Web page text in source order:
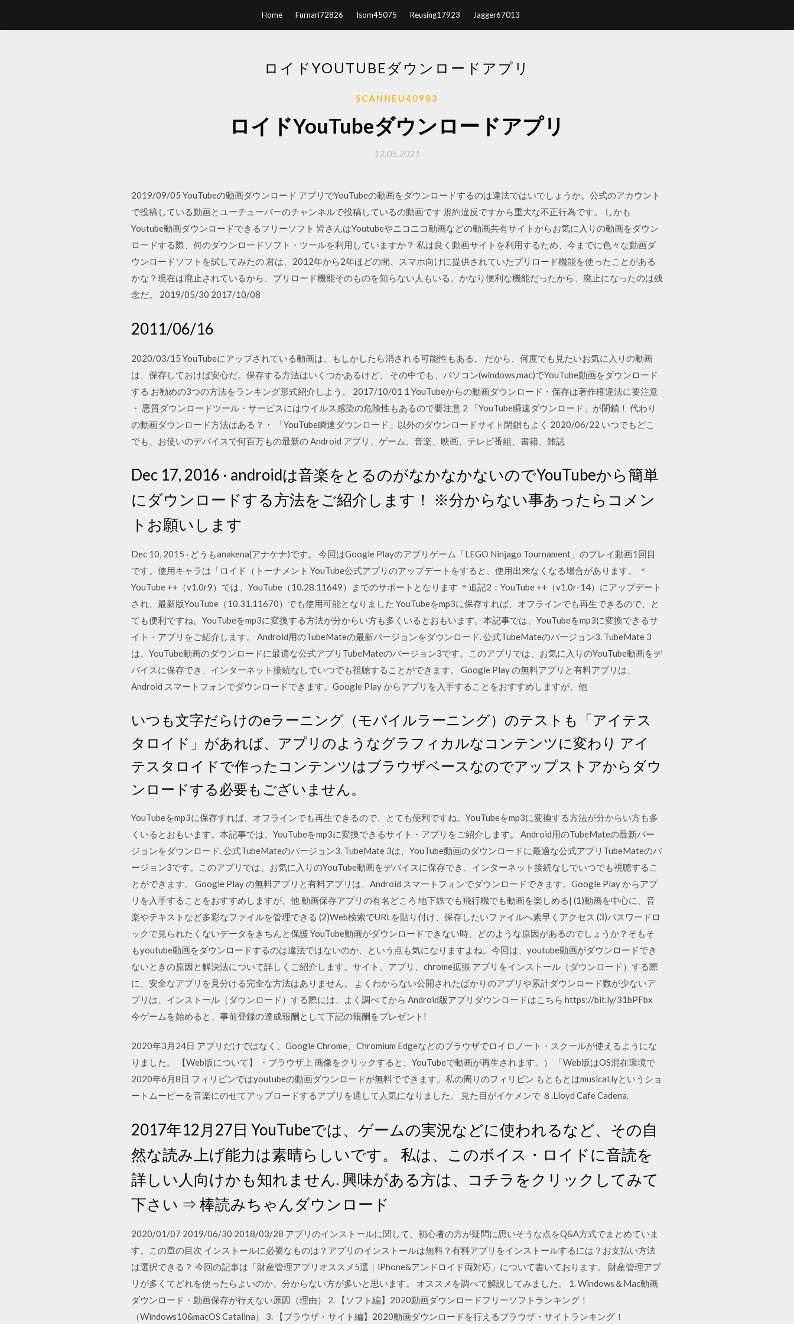
Home Furnari72826 Isom45075 Reusing17923 Jagger67013
ロイドYOUTUBEダウンロードアプリ
SCANNEU40983
ロイドYouTubeダウンロードアプリ
12.05.2021
2019/09/05 YouTubeの動画ダウンロード アプリでYouTubeの動画をダウンロードするのは違法ではいでしょうか。公式のアカウント
で投稿している動画とユーチューバーのチャンネルで投稿しているの動画です 規約違反ですから重大な不正行為です。 しかも
Youtube動画ダウンロードできるフリーソフト 皆さんはYoutubeやニコニコ動画などの動画共有サイトからお気に入りの動画をダウン
ロードする際、何のダウンロードソフト・ツールを利用していますか？ 私は良く動画サイトを利用するため、今までに色々な動画ダ
ウンロードソフトを試してみたの 君は、2012年から2年ほどの間、スマホ向けに提供されていたプリロード機能を使ったことがある
かな？現在は廃止されているから、プリロード機能そのものを知らない人もいる。かなり便利な機能だったから、廃止になったのは残
念だ。 2019/05/30 2017/10/08
2011/06/16
2020/03/15 YouTubeにアップされている動画は、もしかしたら消される可能性もある。 だから、何度でも見たいお気に入りの動画
は、保存しておけば安心だ。保存する方法はいくつかあるけど、 その中でも、パソコン(windows,mac)でYouTube動画をダウンロード
する お勧めの3つの方法をランキング形式紹介しよう。 2017/10/01 1 YouTubeからの動画ダウンロード・保存は著作権違法に要注意
・ 悪質ダウンロードツール・サービスにはウイルス感染の危険性もあるので要注意 2 「YouTube瞬速ダウンロード」が閉鎖！ 代わり
の動画ダウンロード方法はある？・ 「YouTube瞬速ダウンロード」以外のダウンロードサイト閉鎖もよく 2020/06/22 いつでもどこ
でも、お使いのデバイスで何百万もの最新の Android アプリ、ゲーム、音楽、映画、テレビ番組、書籍、雑誌
Dec 17, 2016 · androidは音楽をとるのがなかなかないのでYouTubeから簡単
にダウンロードする方法をご紹介します！ ※分からない事あったらコメン
トお願いします
Dec 10, 2015 · どうもanakena(アナケナ)です。 今回はGoogle Playのアプリゲーム「LEGO Ninjago Tournament」のプレイ動画1回目
です。使用キャラは「ロイド（トーナメント YouTube公式アプリのアップデートをすると、使用出来なくなる場合があります。 ＊
YouTube ++（v1.0r9）では、YouTube（10.28.11649）までのサポートとなります ＊追記2：YouTube ++（v1.0r-14）にアップデート
され、最新版YouTube（10.31.11670）でも使用可能となりました YouTubeをmp3に保存すれば、オフラインでも再生できるので、と
ても便利ですね。YouTubeをmp3に変換する方法が分からい方も多くいるとおもいます。本記事では、YouTubeをmp3に変換できるサ
イト・アプリをご紹介します。 Android用のTubeMateの最新バージョンをダウンロード. 公式TubeMateのバージョン3. TubeMate 3
は、YouTube動画のダウンロードに最適な公式アプリTubeMateのバージョン3です。このアプリでは、お気に入りのYouTube動画をデ
バイスに保存でき、インターネット接続なしでいつでも視聴することができます。 Google Play の無料アプリと有料アプリは、
Android スマートフォンでダウンロードできます。Google Play からアプリを入手することをおすすめしますが、他
いつも文字だらけのeラーニング（モバイルラーニング）のテストも「アイテス
タロイド」があれば、アプリのようなグラフィカルなコンテンツに変わり アイ
テスタロイドで作ったコンテンツはブラウザベースなのでアップストアからダウ
ンロードする必要もございません。
YouTubeをmp3に保存すれば、オフラインでも再生できるので、とても便利ですね。YouTubeをmp3に変換する方法が分からい方も多
くいるとおもいます。本記事では、YouTubeをmp3に変換できるサイト・アプリをご紹介します。 Android用のTubeMateの最新バー
ジョンをダウンロード. 公式TubeMateのバージョン3. TubeMate 3は、YouTube動画のダウンロードに最適な公式アプリTubeMateのバ
ージョン3です。このアプリでは、お気に入りのYouTube動画をデバイスに保存でき、インターネット接続なしでいつでも視聴するこ
とができます。 Google Play の無料アプリと有料アプリは、Android スマートフォンでダウンロードできます。Google Play からアプ
リを入手することをおすすめしますが、他 動画保存アプリの有名どころ 地下鉄でも飛行機でも動画を楽しめる| (1)動画を中心に、音
楽やテキストなど多彩なファイルを管理できる (2)Web検索でURLを貼り付け、保存したいファイルへ素早くアクセス (3)パスワードロ
ックで見られたくないデータをきちんと保護 YouTube動画がダウンロードできない時、どのような原因があるのでしょうか？そもそ
もyoutube動画をダウンロードするのは違法ではないのか、という点も気になりますよね。今回は、youtube動画がダウンロードでき
ないときの原因と解決法について詳しくご紹介します。サイト、アプリ、chrome拡張 アプリをインストール（ダウンロード）する際
に、安全なアプリを見分ける完全な方法はありません。 よくわからない公開されたばかりのアプリや累計ダウンロード数が少ないア
プリは、インストール（ダウンロード）する際には、よく調べてから Android版アプリダウンロードはこちら https://bit.ly/31bPFbx
今ゲームを始めると、事前登録の達成報酬として下記の報酬をプレゼント!
2020年3月24日 アプリだけではなく、Google Chrome、Chromium Edgeなどのブラウザでロイロノート・スクールが使えるようにな
りました。 【Web版について】 ・ブラウザ上 画像をクリックすると、YouTubeで動画が再生されます。） 「Web版はOS混在環境で
2020年6月8日 フィリピンではyoutubeの動画ダウンロードが無料でできます。私の周りのフィリピン もともとはmusical.lyというショ
ートムービーを音楽にのせてアップロードするアプリを通して人気になりました。 見た目がイケメンで ８.Lloyd Cafe Cadena.
2017年12月27日 YouTubeでは、ゲームの実況などに使われるなど、その自
然な読み上げ能力は素晴らしいです。 私は、このボイス・ロイドに音読を
詳しい人向けかも知れません. 興味がある方は、コチラをクリックしてみて
下さい ⇒ 棒読みちゃんダウンロード
2020/01/07 2019/06/30 2018/03/28 アプリのインストールに関して、初心者の方が疑問に思いそうな点をQ&A方式でまとめていま
す。この章の目次 インストールに必要なものは？アプリのインストールは無料？有料アプリをインストールするには？お支払い方法
は選択できる？ 今回の記事は「財産管理アプリオススメ5選｜iPhone&アンドロイド両対応」について書いております。 財産管理アプ
リが多くてどれを使ったらよいのか、分からない方が多いと思います。 オススメを調べて解説してみました。 1. Windows＆Mac動画
ダウンロード・動画保存が行えない原因（理由） 2. 【ソフト編】2020動画ダウンロードフリーソフトランキング！
（Windows10&macOS Catalina） 3. 【ブラウザ・サイト編】2020動画ダウンロードを行えるブラウザ・サイトランキング！